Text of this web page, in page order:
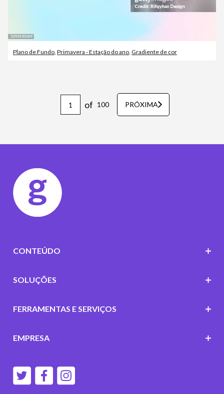
Plano de Fundo, Primavera - Estação do ano, Gradiente de cor
of 100 PRÓXIMA
CONTEÚDO
SOLUÇÕES
FERRAMENTAS E SERVIÇOS
EMPRESA